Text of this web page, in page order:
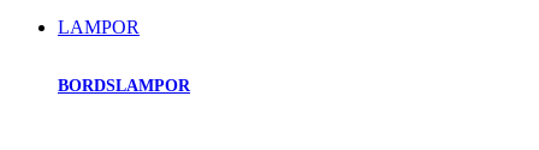
LAMPOR
BORDSLAMPOR